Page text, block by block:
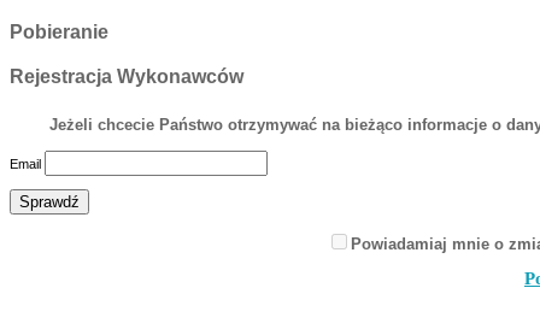
Pobieranie
Rejestracja Wykonawców
Jeżeli chcecie Państwo otrzymywać na bieżąco informacje o
Email
Powiadamiaj mnie o